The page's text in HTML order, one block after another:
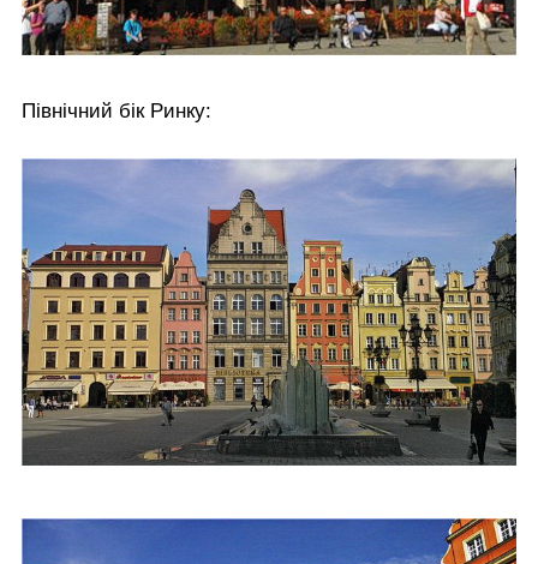
Північний бік Ринку: